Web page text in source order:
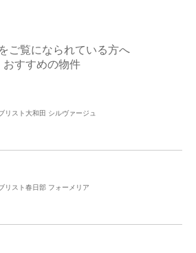
ご覧になられている方へ
おすすめの物件
リスト大和田 シルヴァージュ
リスト春日部 フォーメリア